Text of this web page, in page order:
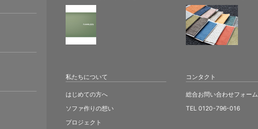
私たちについて
はじめての方へ
ソファ作りの想い
プロジェクト
コンタクト
総合お問い合わせフォーム
TEL 0120-796-016